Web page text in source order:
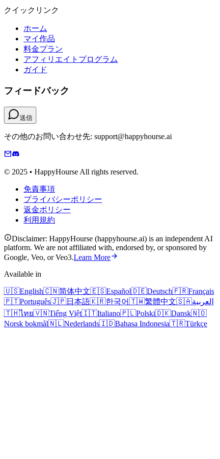
クイックリンク
ホーム
マイ作品
料金プラン
アフィリエイトプログラム
ガイド
フィードバック
送信
その他のお問い合わせ先: support@happyhourse.ai
© 2025 • HappyHourse All rights reserved.
免責事項
プライバシーポリシー
返金ポリシー
利用規約
Disclaimer: HappyHourse (happyhourse.ai) is an independent AI
platform. We are not affiliated with, endorsed by, or sponsored by
Google, Veo, or Veo3.Learn More
Available in
🇺🇸English🇨🇳简体中文🇪🇸Español🇩🇪Deutsch🇫🇷Français
🇵🇹Português🇯🇵日本語🇰🇷한국어🇹🇼繁體中文🇸🇦العربية
🇹🇭ไทย🇻🇳Tiếng Việt🇮🇹Italiano🇵🇱Polski🇩🇰Dansk🇳🇴
Norsk bokmål🇳🇱Nederlands🇮🇩Bahasa Indonesia🇹🇷Türkçe